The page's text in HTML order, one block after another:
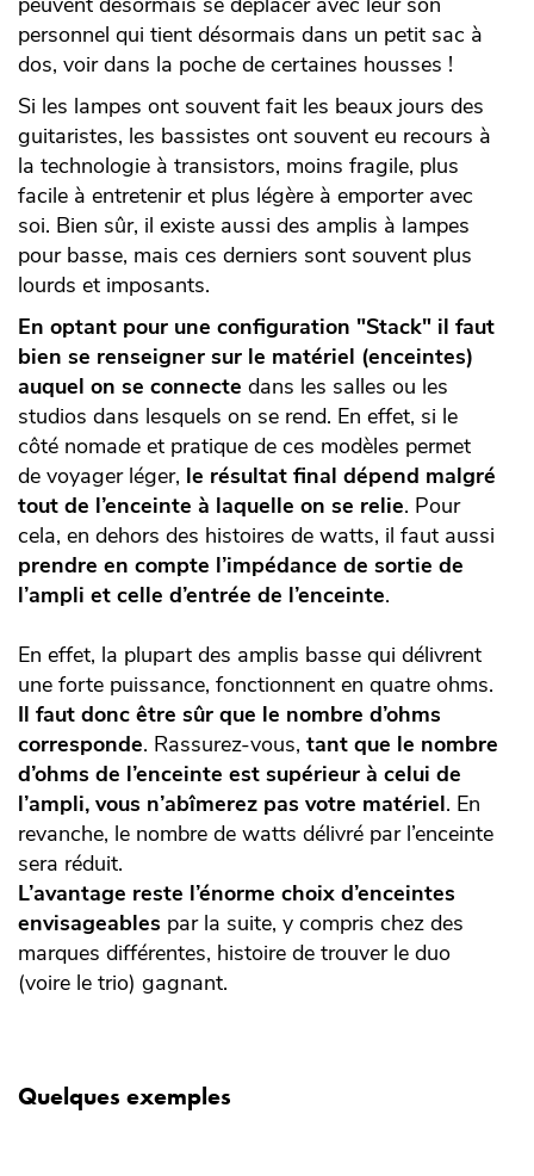
personnel qui tient désormais dans un petit sac à
dos, voir dans la poche de certaines housses !
Si les lampes ont souvent fait les beaux jours des
guitaristes, les bassistes ont souvent eu recours à
la technologie à transistors, moins fragile, plus
facile à entretenir et plus légère à emporter avec
soi. Bien sûr, il existe aussi des amplis à lampes
pour basse, mais ces derniers sont souvent plus
lourds et imposants.
En optant pour une configuration "Stack" il faut
bien se renseigner sur le matériel (enceintes)
auquel on se connecte dans les salles ou les
studios dans lesquels on se rend. En effet, si le
côté nomade et pratique de ces modèles permet
de voyager léger, le résultat final dépend malgré
tout de l’enceinte à laquelle on se relie. Pour
cela, en dehors des histoires de watts, il faut aussi
prendre en compte l’impédance de sortie de
l’ampli et celle d’entrée de l’enceinte.
En effet, la plupart des amplis basse qui délivrent
une forte puissance, fonctionnent en quatre ohms.
Il faut donc être sûr que le nombre d’ohms
corresponde. Rassurez-vous, tant que le nombre
d’ohms de l’enceinte est supérieur à celui de
l’ampli, vous n’abîmerez pas votre matériel. En
revanche, le nombre de watts délivré par l’enceinte
sera réduit.
L’avantage reste l’énorme choix d’enceintes
envisageables par la suite, y compris chez des
marques différentes, histoire de trouver le duo
(voire le trio) gagnant.
Quelques exemples